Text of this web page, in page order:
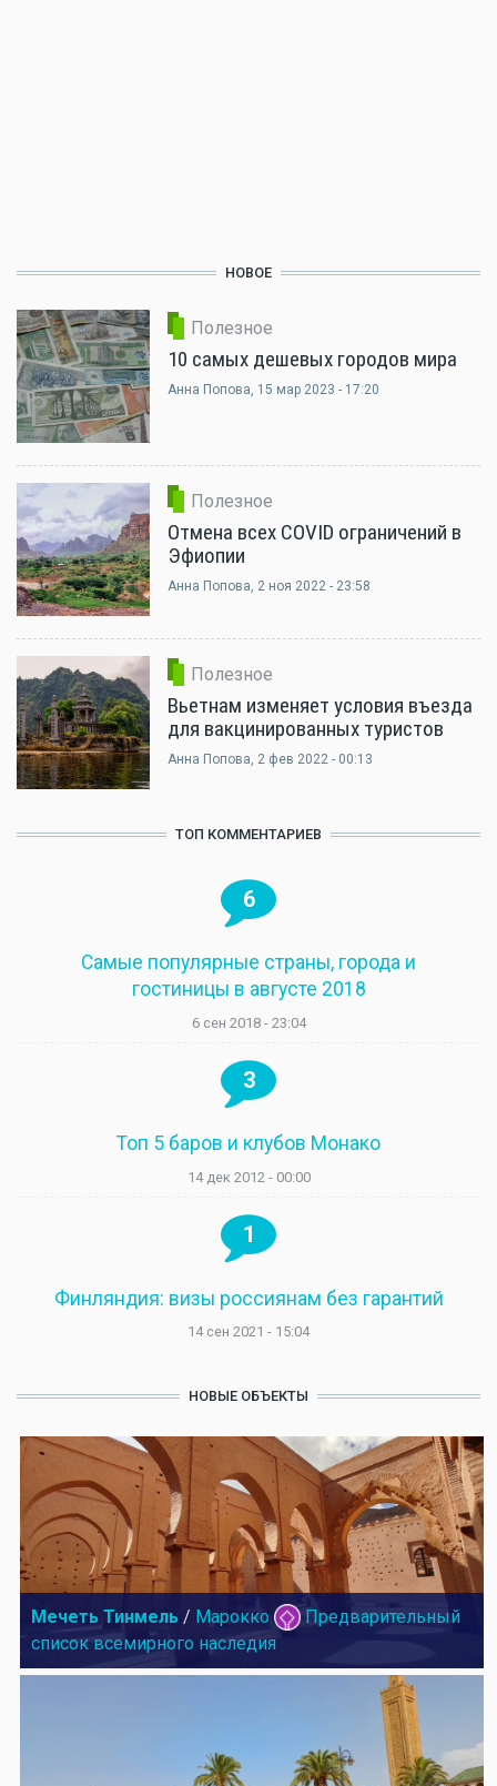
НОВОЕ
Полезное
10 самых дешевых городов мира
Анна Попова, 15 мар 2023 - 17:20
Полезное
Отмена всех COVID ограничений в
Эфиопии
Анна Попова, 2 ноя 2022 - 23:58
Полезное
Вьетнам изменяет условия въезда
для вакцинированных туристов
Анна Попова, 2 фев 2022 - 00:13
ТОП КОММЕНТАРИЕВ
6
Самые популярные страны, города и
гостиницы в августе 2018
6 сен 2018 - 23:04
3
Топ 5 баров и клубов Монако
14 дек 2012 - 00:00
1
Финляндия: визы россиянам без гарантий
14 сен 2021 - 15:04
НОВЫЕ ОБЪЕКТЫ
Мечеть Тинмель / Марокко
Предварительный
список всемирного наследия